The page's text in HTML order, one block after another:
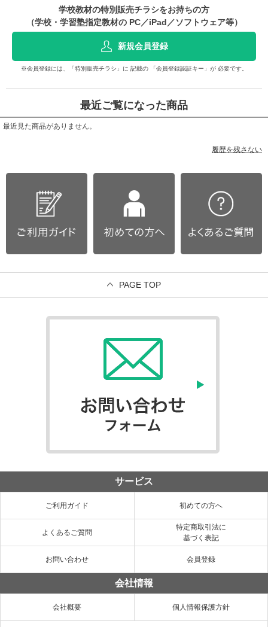
学校教材の特別販売チラシをお持ちの方
（学校・学習塾指定教材の PC／iPad／ソフトウェア等）
新規会員登録
※会員登録には、「特別販売チラシ」に 記載の 「会員登録認証キー」が 必要です。
最近ご覧になった商品
最近見た商品がありません。
履歴を残さない
PAGE TOP
サービス
ご利用ガイド 初めての方へ
よくあるご質問
特定商取引法に
基づく表記
お問い合わせ 会員登録
会社情報
会社概要 個人情報保護方針